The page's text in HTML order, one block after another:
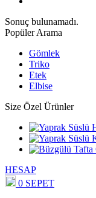
Sonuç bulunamadı.
Popüler Arama
Gömlek
Triko
Etek
Elbise
Size Özel Ürünler
HESAP
0 SEPET